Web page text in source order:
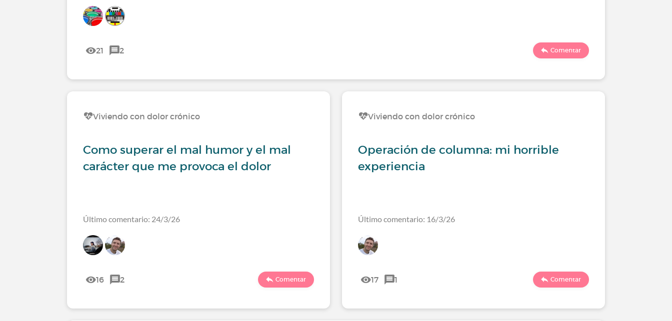
21 2 Comentar
Viviendo con dolor crónico
Como superar el mal humor y el mal
carácter que me provoca el dolor
Último comentario: 24/3/26
16 2 Comentar
Viviendo con dolor crónico
Operación de columna: mi horrible
experiencia
Último comentario: 16/3/26
17 1 Comentar